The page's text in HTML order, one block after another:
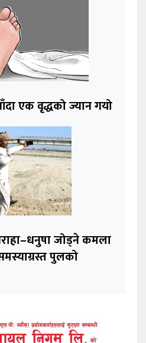
एक वृद्धको ज्यान गयो
जोड्ने कमला
पुलको